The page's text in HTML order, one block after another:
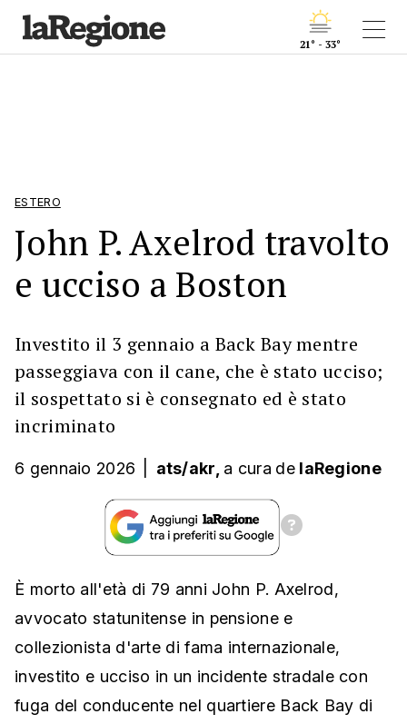
21° - 33°
ESTERO
John P. Axelrod travolto
e ucciso a Boston
Investito il 3 gennaio a Back Bay mentre
passeggiava con il cane, che è stato ucciso;
il sospettato si è consegnato ed è stato
incriminato
6 gennaio 2026 ats/akr, a cura de laRegione
È morto all'età di 79 anni John P. Axelrod,
avvocato statunitense in pensione e
collezionista d'arte di fama internazionale,
investito e ucciso in un incidente stradale con
fuga del conducente nel quartiere Back Bay di